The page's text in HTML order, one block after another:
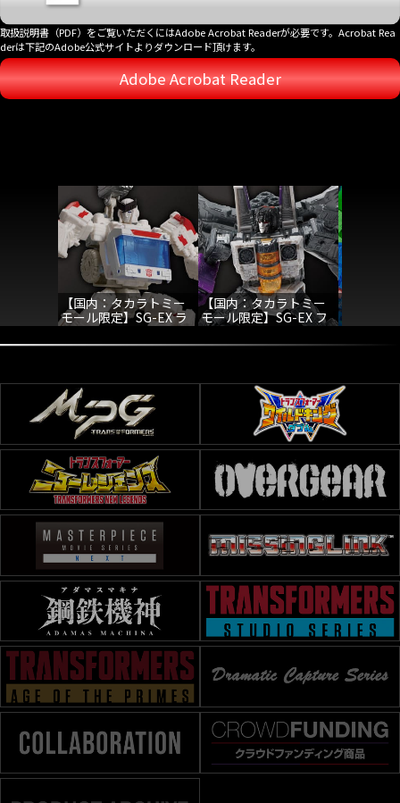
取扱説明書（PDF）をご覧いただくにはAdobe Acrobat Readerが必要です。Acrobat Rea
derは下記のAdobe公式サイトよりダウンロード頂けます。
Adobe Acrobat Reader
【国内：タカラトミー
モール限定】SG-EX ラ
チェット
【国内：タカラトミー
モール限定】SG-EX フ
ァントムストライク ス
コードロン
【国内：
モール限
シッドス
ンストー